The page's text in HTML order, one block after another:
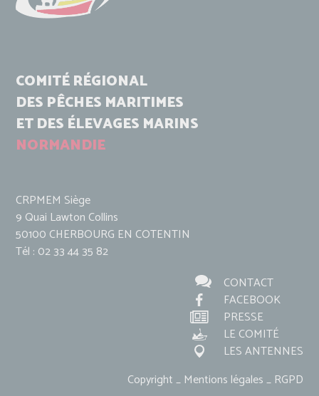
COMITÉ RÉGIONAL
DES PÊCHES MARITIMES
ET DES ÉLEVAGES MARINS
NORMANDIE
CRPMEM Siège
9 Quai Lawton Collins
50100 CHERBOURG EN COTENTIN
Tél : 02 33 44 35 82
CONTACT
FACEBOOK
PRESSE
LE COMITÉ
LES ANTENNES
Copyright _ Mentions légales _ RGPD